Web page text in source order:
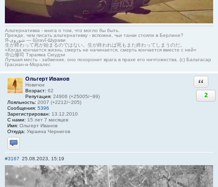
Альтернативка - книга о том, что могло бы быть.
Прежде, чем писать альтернативку - вспомни, чьи танки стояли в Берлине?
Я-شوروی — šûravî-Шурави
生が終わって死が始まるのではない。生が終われば死もまた終わってしまうのだ。
«Когда кончается жизнь, смерть не начинается, смерть кончается вместе с ней»
寺山修司 Тэраяма Сюудзи
Лучшая месть - забвение, оно похоронит врага в прахе его ничтожества. (с) Бальтасар
Грасиан-и-Моралес
Ольгерт Иванов
Новичок
Возраст: 62
Репутация: 24906 (+25005/−99)
Лояльность: 2007 (+2212/−205)
Сообщения: 5396
Зарегистрирован: 13.12.2010
С нами: 15 лет 7 месяцев
Имя: Ольгерт Иванов
Откуда: Украина Чернигов
Отправить личное сообщение
2
#3167 25.08.2023, 15:19